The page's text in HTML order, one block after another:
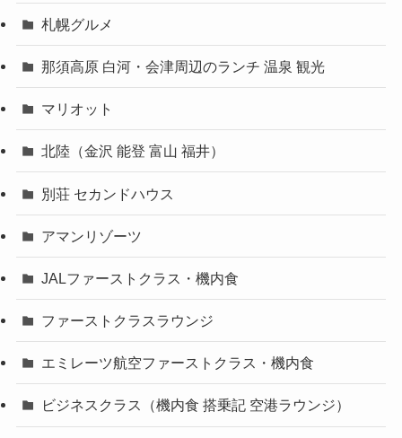
札幌グルメ
那須高原 白河・会津周辺のランチ 温泉 観光
マリオット
北陸（金沢 能登 富山 福井）
別荘 セカンドハウス
アマンリゾーツ
JALファーストクラス・機内食
ファーストクラスラウンジ
エミレーツ航空ファーストクラス・機内食
ビジネスクラス（機内食 搭乗記 空港ラウンジ）